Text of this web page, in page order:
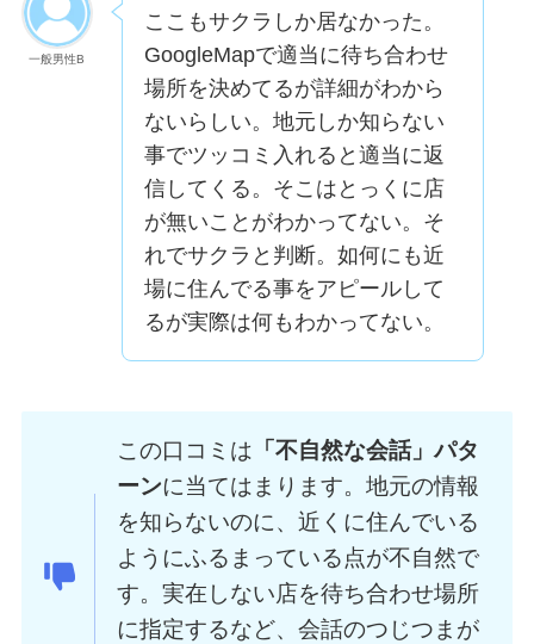
一般男性B
ここもサクラしか居なかった。
GoogleMapで適当に待ち合わせ
場所を決めてるが詳細がわから
ないらしい。地元しか知らない
事でツッコミ入れると適当に返
信してくる。そこはとっくに店
が無いことがわかってない。そ
れでサクラと判断。如何にも近
場に住んでる事をアピールして
るが実際は何もわかってない。
この口コミは 「不自然な会話」パタ
ーンに当てはまります。地元の情報
を知らないのに、近くに住んでいる
ようにふるまっている点が不自然で
す。実在しない店を待ち合わせ場所
に指定するなど、会話のつじつまが